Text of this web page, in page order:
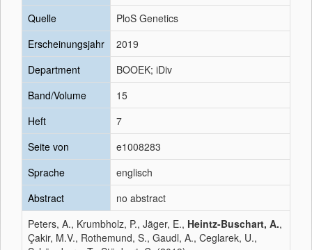
Quelle
PloS Genetics
Erscheinungsjahr
2019
Department
BOOEK; iDiv
Band/Volume
15
Heft
7
Seite von
e1008283
Sprache
englisch
Abstract
no abstract
Peters, A., Krumbholz, P., Jäger, E., Heintz-Buschart, A.,
Çakir, M.V., Rothemund, S., Gaudl, A., Ceglarek, U.,